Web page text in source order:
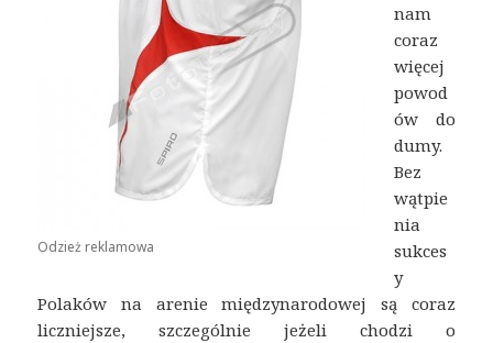
Odzież reklamowa
nam
coraz
więcej
powod
ów do
dumy.
Bez
wątpie
nia
sukces
y
Polaków na arenie międzynarodowej są coraz
liczniejsze, szczególnie jeżeli chodzi o